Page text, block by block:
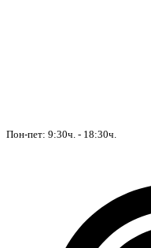
Пон-пет: 9:30ч. - 18:30ч.